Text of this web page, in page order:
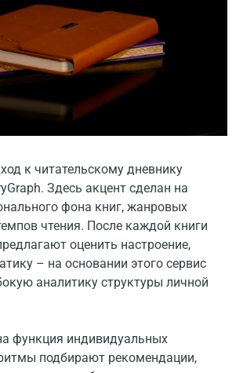
к читательскому дневнику
Здесь акцент сделан на
фона книг, жанровых
чтения. После каждой книги
оценить настроение,
– на основании этого сервис
аналитику структуры личной
функция индивидуальных
подбирают рекомендации,